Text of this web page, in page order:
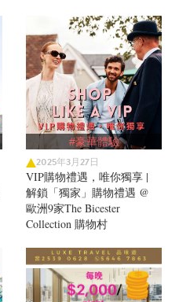
#豪華體驗
2025年3月27日
VIP購物禮遇，唯你獨享 |
解鎖「獨家」購物禮遇 @
歐洲9家The Bicester
Collection 購物村